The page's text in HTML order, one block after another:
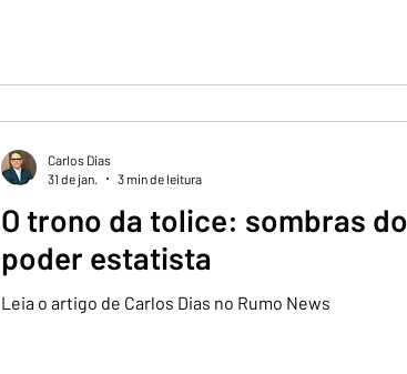
O trono da tolice: sombras do
poder estatista
Leia o artigo de Carlos Dias no Rumo News
Carlos Dias
31 de jan.
3 min de leitura